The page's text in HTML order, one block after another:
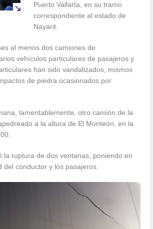
Puerto Vallarta, en su tramo
correspondiente al estado de
Nayarit.
al menos dos camiones de
vehículos particulares de pasajeros y
han sido vandalizados, mismos
de piedra ocasionados por
lamentablemente, otro camión de la
a la altura de El Monteón, en la
la ruptura de dos ventanas, poniendo en
del conductor y los pasajeros.